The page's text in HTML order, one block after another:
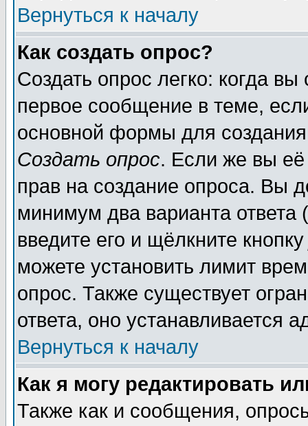
Вернуться к началу
Как создать опрос?
Создать опрос легко: когда
первое сообщение в теме,
основной формы для
Создать опрос. Если же вы её
прав на создание опроса. Вы
минимум два варианта ответа
введите его и щёлкните
можете установить лимит
опрос. Также существует
ответа, оно устанавливается
Вернуться к началу
Как я могу редактировать
Также как и сообщения,